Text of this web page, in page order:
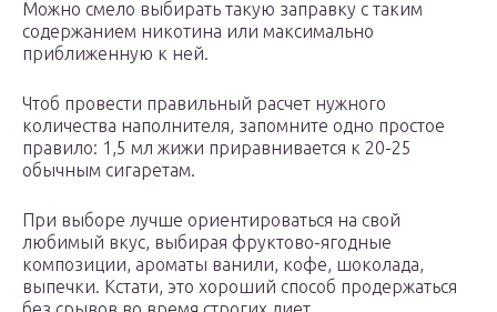
Можно смело выбирать такую заправку с таким
содержанием никотина или максимально
приближенную к ней.
Чтоб провести правильный расчет нужного
количества наполнителя, запомните одно простое
правило: 1,5 мл жижи приравнивается к 20-25
обычным сигаретам.
При выборе лучше ориентироваться на свой
любимый вкус, выбирая фруктово-ягодные
композиции, ароматы ванили, кофе, шоколада,
выпечки. Кстати, это хороший способ продержаться